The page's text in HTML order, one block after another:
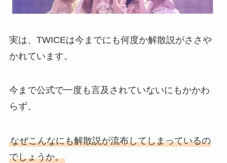
実は、TWICEは今までにも何度か解散説がささや
かれています。
今まで公式で一度も言及されていないにもかかわ
らず、
なぜこんなにも解散説が流布してしまっているの
でしょうか。